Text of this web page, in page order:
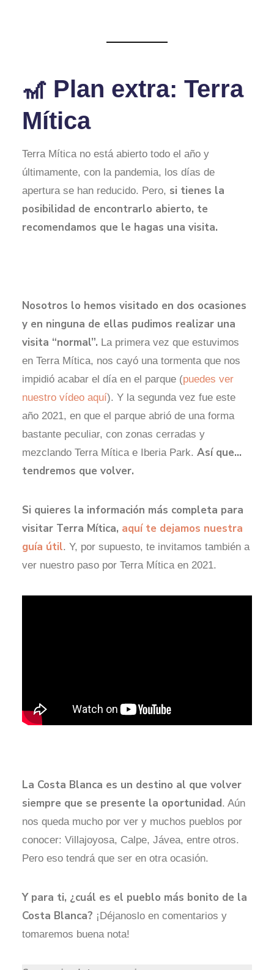
🎢 Plan extra: Terra
Mítica
Terra Mítica no está abierto todo el año y
últimamente, con la pandemia, los días de
apertura se han reducido. Pero, si tienes la
posibilidad de encontrarlo abierto, te
recomendamos que le hagas una visita.
Nosotros lo hemos visitado en dos ocasiones
y en ninguna de ellas pudimos realizar una
visita “normal”. La primera vez que estuvimos
en Terra Mítica, nos cayó una tormenta que nos
impidió acabar el día en el parque (puedes ver
nuestro vídeo aquí). Y la segunda vez fue este
año 2021, en que el parque abrió de una forma
bastante peculiar, con zonas cerradas y
mezclando Terra Mítica e Iberia Park. Así que…
tendremos que volver.
Si quieres la información más completa para
visitar Terra Mítica, aquí te dejamos nuestra
guía útil. Y, por supuesto, te invitamos también a
ver nuestro paso por Terra Mítica en 2021.
La Costa Blanca es un destino al que volver
siempre que se presente la oportunidad. Aún
nos queda mucho por ver y muchos pueblos por
conocer: Villajoyosa, Calpe, Jávea, entre otros.
Pero eso tendrá que ser en otra ocasión.
Y para ti, ¿cuál es el pueblo más bonito de la
Costa Blanca? ¡Déjanoslo en comentarios y
tomaremos buena nota!